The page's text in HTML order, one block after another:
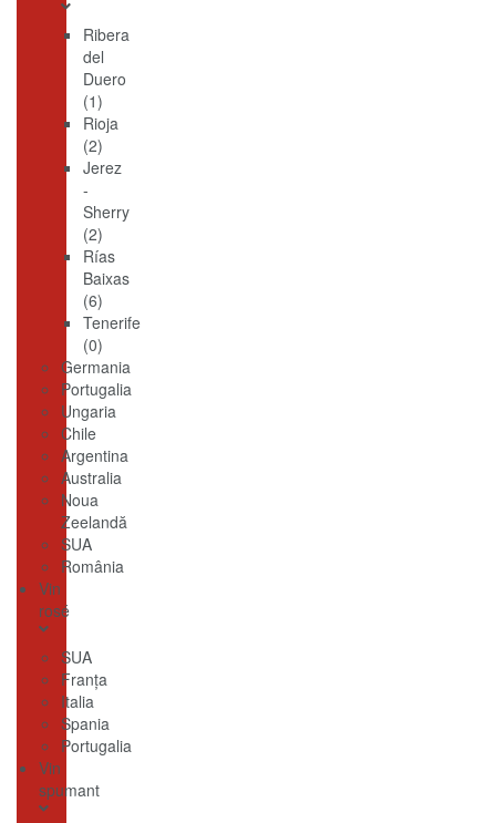
Ribera
del
Duero
(1)
Rioja
(2)
Jerez
-
Sherry
(2)
Rías
Baixas
(6)
Tenerife
(0)
Germania
Portugalia
Ungaria
Chile
Argentina
Australia
Noua
Zeelandă
SUA
România
Vin
rosé
SUA
Franţa
Italia
Spania
Portugalia
Vin
spumant